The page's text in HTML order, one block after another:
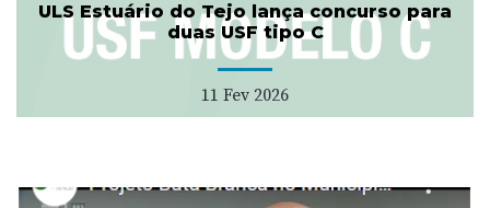
ULS Estuário do Tejo lança concurso para
duas USF tipo C
11 Fev 2026